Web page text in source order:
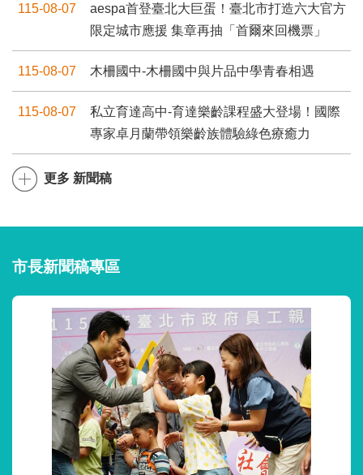
115-08-07
aespa首登臺北大巨蛋！臺北市打造六大官方
限定城市應援 集章再抽「首爾來回機票」
115-08-07 木柵國中-木柵國中與片品中學青春相遇
115-08-07
私立育達高中-育達樂齡課程盛大登場！國際
專家卓月蘭帶領樂齡族體驗綠色療癒力
更多 新聞稿
市長新聞稿專區